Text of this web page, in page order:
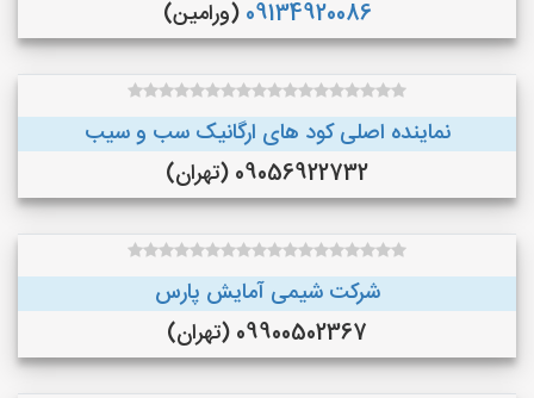
09134920086 (ورامین)
نماینده اصلی کود های ارگانیک سب و سیب
09056922732 (تهران)
شرکت شیمی آمایش پارس
09900502367 (تهران)